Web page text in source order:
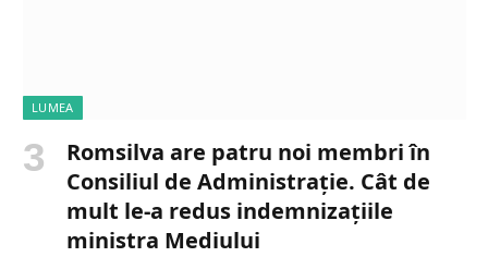
LUMEA
Romsilva are patru noi membri în
Consiliul de Administrație. Cât de
mult le-a redus indemnizațiile
ministra Mediului